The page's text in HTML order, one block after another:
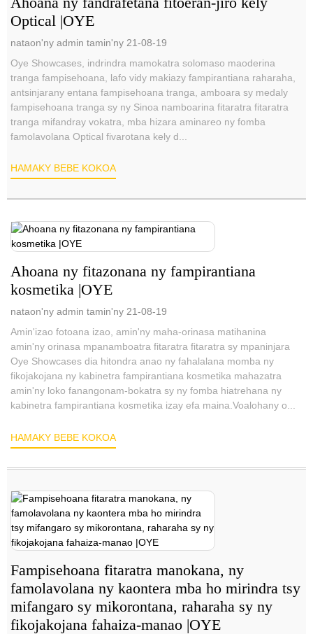
Optical |OYE
nataon'ny admin tamin'ny 21-08-19
Oye Showcases, indrindra mamokatra solomaso maoderina
tranga fampisehoana, lafo vidy makiazy fampirantiana raharaha,
antsinjarany entana fampisehoana tranga, amboara sy medaly
fampisehoana tranga sy ny Sinoa namboarina fitaratra fitaratra
tranga mifandray vokatra, mba hizara aminareo ny fomba
famolavolana Optical fivarotana kely d...
HAMAKY BEBE KOKOA
Ahoana ny fitazonana ny fampirantiana
kosmetika |OYE
nataon'ny admin tamin'ny 21-08-19
Amin'izao fotoana izao, amin'ny maha-orinasa matihanina
amin'ny orinasa mpanamboatra fitaratra fitaratra sy mpaninjara
Oye Showcases dia hitondra anao ny fahalalana momba ny
fikojakojana ny kabinetra fampirantiana kosmetika mahazatra
amin'ny loko fanangonam-bokatra sy ny fomba hiatrehana ny
kabinetra fampirantiana kosmetika izay efa maina.Voalohany o...
HAMAKY BEBE KOKOA
Fampisehoana fitaratra manokana, ny
famolavolana ny kaontera mba ho mirindra tsy
mifangaro sy mikorontana, raharaha sy ny
fikojakojana fahaiza-manao |OYE